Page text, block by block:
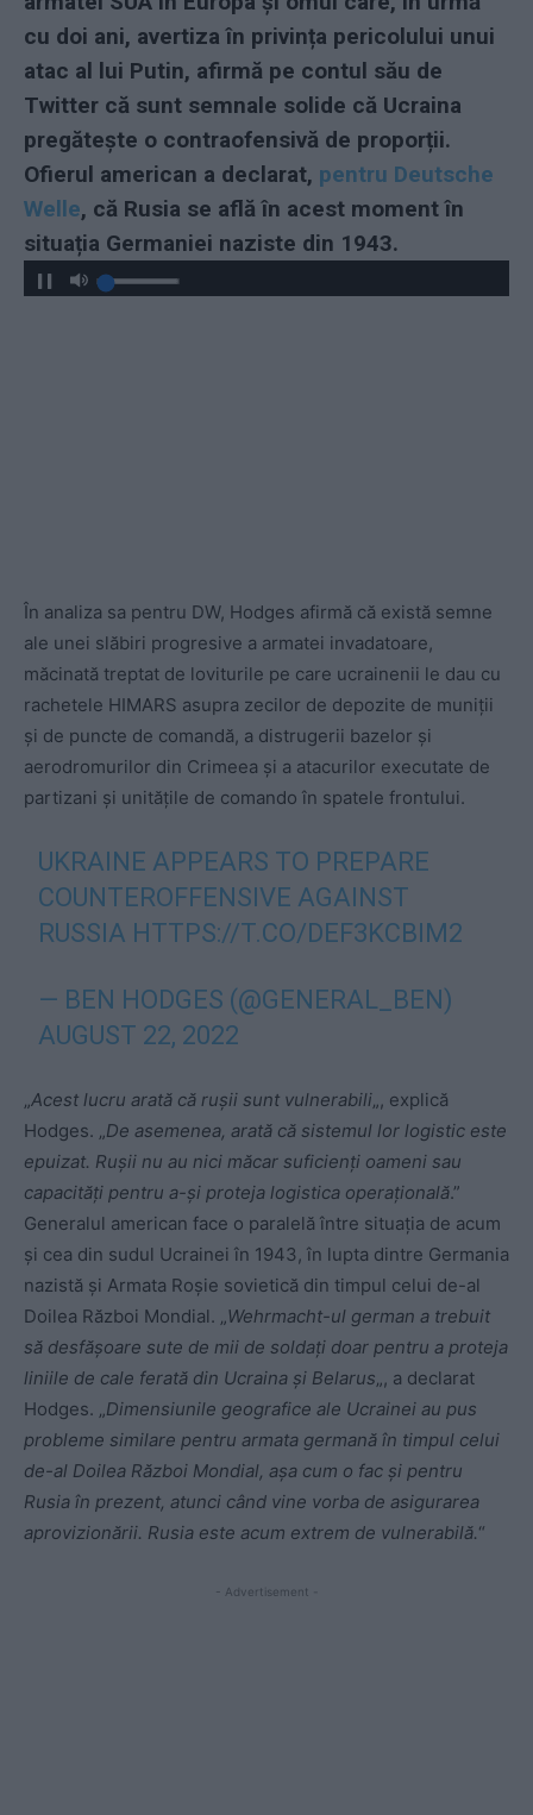
cu doi ani, avertiza în privința pericolului unui
atac al lui Putin, afirmă pe contul său de
Twitter că sunt semnale solide că Ucraina
pregătește o contraofensivă de proporții.
Ofierul american a declarat, pentru Deutsche
Welle, că Rusia se află în acest moment în
situația Germaniei naziste din 1943.
În analiza sa pentru DW, Hodges afirmă că există semne
ale unei slăbiri progresive a armatei invadatoare,
măcinată treptat de loviturile pe care ucrainenii le dau cu
rachetele HIMARS asupra zecilor de depozite de muniții
și de puncte de comandă, a distrugerii bazelor și
aerodromurilor din Crimeea și a atacurilor executate de
partizani și unitățile de comando în spatele frontului.
UKRAINE APPEARS TO PREPARE
COUNTEROFFENSIVE AGAINST
RUSSIA HTTPS://T.CO/DEF3KCBIM2
— BEN HODGES (@GENERAL_BEN)
AUGUST 22, 2022
„Acest lucru arată că rușii sunt vulnerabili„, explică
Hodges. „De asemenea, arată că sistemul lor logistic este
epuizat. Rușii nu au nici măcar suficienți oameni sau
capacități pentru a-și proteja logistica operațională.”
Generalul american face o paralelă între situația de acum
și cea din sudul Ucrainei în 1943, în lupta dintre Germania
nazistă și Armata Roșie sovietică din timpul celui de-al
Doilea Război Mondial. „Wehrmacht-ul german a trebuit
să desfășoare sute de mii de soldați doar pentru a proteja
liniile de cale ferată din Ucraina și Belarus„, a declarat
Hodges. „Dimensiunile geografice ale Ucrainei au pus
probleme similare pentru armata germană în timpul celui
de-al Doilea Război Mondial, așa cum o fac și pentru
Rusia în prezent, atunci când vine vorba de asigurarea
aprovizionării. Rusia este acum extrem de vulnerabilă.“
- Advertisement -